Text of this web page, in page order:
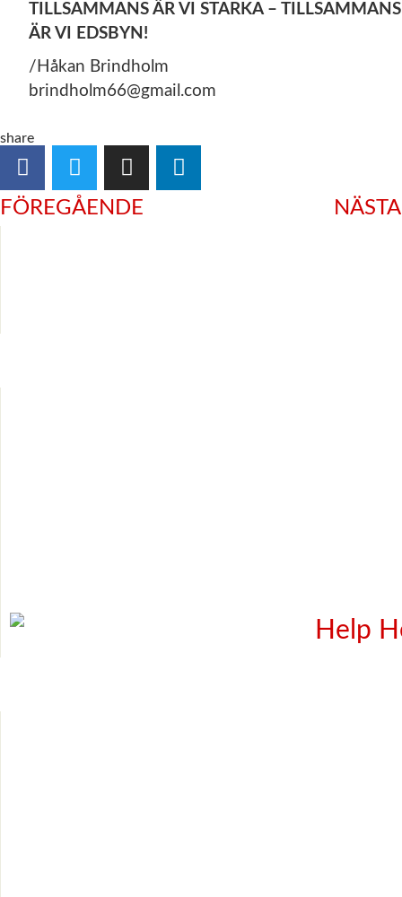
TILLSAMMANS ÄR VI STARKA – TILLSAMMANS
ÄR VI EDSBYN!
/Håkan Brindholm
brindholm66@gmail.com
share
FÖREGÅENDE NÄSTA